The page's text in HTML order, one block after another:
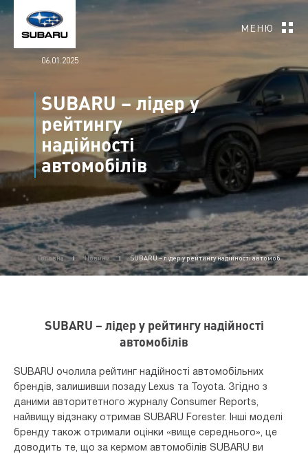
МЕНЮ
Головна Новини SUBARU – лідер у рейтингу надійності автомобілів
06.01.2025
SUBARU – лідер у
рейтингу
надійності
автомобілів
SUBARU – лідер у рейтингу надійності
автомобілів
SUBARU очолила рейтинг надійності автомобільних
брендів, залишивши позаду Lexus та Toyota. Згідно з
даними авторитетного журналу Consumer Reports,
найвищу відзнаку отримав SUBARU Forester. Інші моделі
бренду також отримали оцінки «вище середнього», це
доводить те, що за кермом автомобілів SUBARU ви